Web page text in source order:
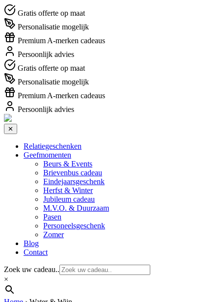
Gratis offerte op maat
Personalisatie mogelijk
Premium A-merken cadeaus
Persoonlijk advies
Gratis offerte op maat
Personalisatie mogelijk
Premium A-merken cadeaus
Persoonlijk advies
✕
Relatiegeschenken
Geefmomenten
Beurs & Events
Brievenbus cadeau
Eindejaarsgeschenk
Herfst & Winter
Jubileum cadeau
M.V.O. & Duurzaam
Pasen
Personeelsgeschenk
Zomer
Blog
Contact
Zoek uw cadeau..
×